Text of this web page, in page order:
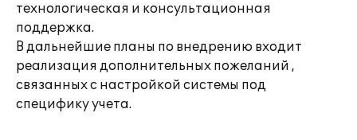
технологическая и консультационная
поддержка.
В дальнейшие планы по внедрению входит
реализация дополнительных пожеланий ,
связанных с настройкой системы под
специфику учета.